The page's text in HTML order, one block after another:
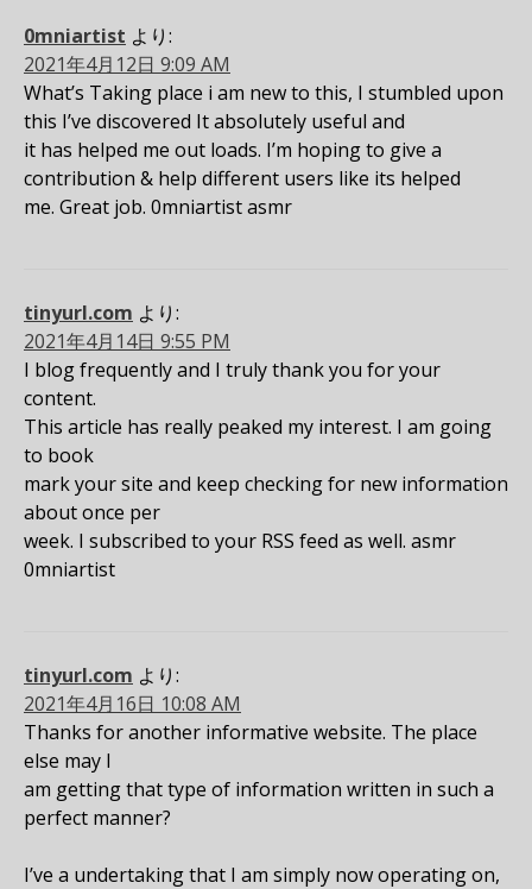
0mniartist より:
2021年4月12日 9:09 AM
What’s Taking place i am new to this, I stumbled upon
this I’ve discovered It absolutely useful and
it has helped me out loads. I’m hoping to give a
contribution & help different users like its helped
me. Great job. 0mniartist asmr
tinyurl.com より:
2021年4月14日 9:55 PM
I blog frequently and I truly thank you for your
content.
This article has really peaked my interest. I am going
to book
mark your site and keep checking for new information
about once per
week. I subscribed to your RSS feed as well. asmr
0mniartist
tinyurl.com より:
2021年4月16日 10:08 AM
Thanks for another informative website. The place
else may I
am getting that type of information written in such a
perfect manner?
I’ve a undertaking that I am simply now operating on,